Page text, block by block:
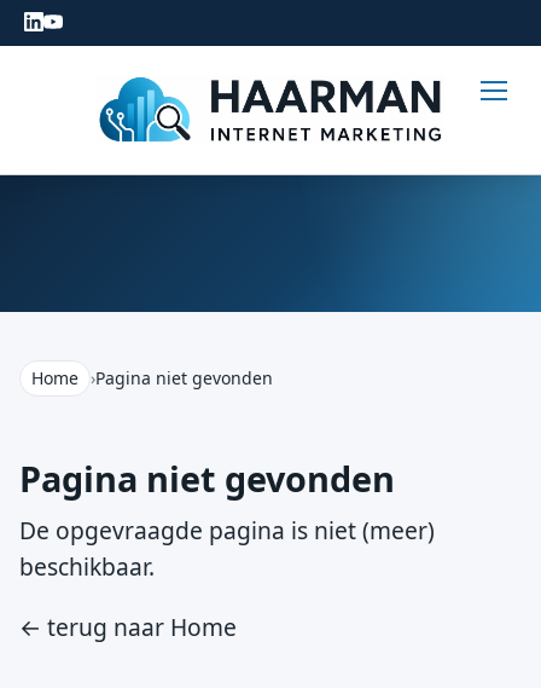
Home ›Pagina niet gevonden
Pagina niet gevonden
De opgevraagde pagina is niet (meer)
beschikbaar.
← terug naar Home